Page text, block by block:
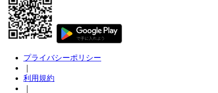
プライバシーポリシー
利用規約